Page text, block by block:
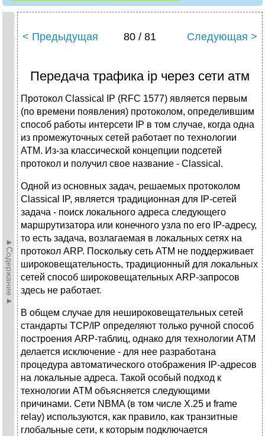
►Содержание►
< Предыдущая 80 / 81 Следующая >
Передача трафика ip через сети атм
Протокол Classical IP (RFC 1577) является первым
(по времени появления) протоколом, определившим
способ работы интерсети IP в том случае, когда одна
из промежуточных сетей работает по технологии
АТМ. Из-за классической концепции подсетей
протокол и получил свое название - Classical.
Одной из основных задач, решаемых протоколом
Classical IP, является традиционная для IP-сетей
задача - поиск локального адреса следующего
маршрутизатора или конечного узла по его IP-адресу,
то есть задача, возлагаемая в локальных сетях на
протокол ARP. Поскольку сеть АТМ не поддерживает
широковещательность, традиционный для локальных
сетей способ широковещательных ARP-запросов
здесь не работает.
В общем случае для нешироковещательных сетей
стандарты TCP/IP определяют только ручной способ
построения ARP-таблиц, однако для технологии АТМ
делается исключение - для нее разработана
процедура автоматического отображения IP-адресов
на локальные адреса. Такой особый подход к
технологии АТМ объясняется следующими
причинами. Сети NBMA (в том числе X.25 и frame
relay) используются, как правило, как транзитные
глобальные сети, к которым подключается